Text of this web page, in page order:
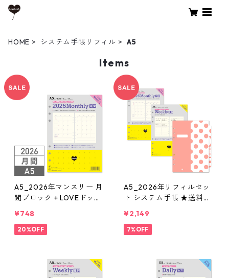
HOME システム手帳リフィル A5
Items
A5_2026年マンスリー 月
間ブロック + LOVEドット
¥748
20%OFF
A5_2026年リフィルセッ
ト システム手帳 ★送料無
¥2,149
7%OFF